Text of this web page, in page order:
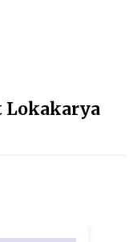
Lokakarya